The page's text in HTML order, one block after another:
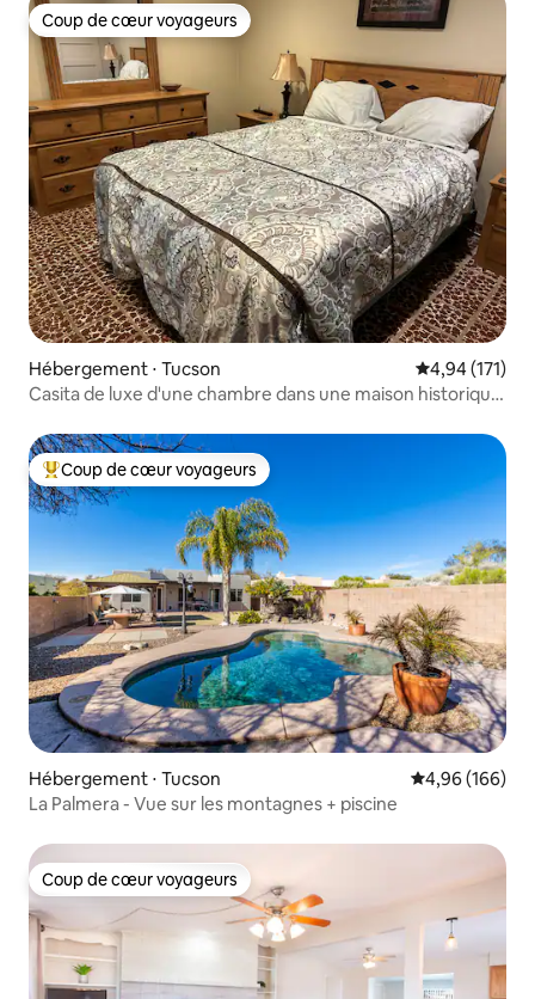
Coup de cœur voyageurs
Coup de cœur voyageurs
Hébergement ⋅ Tucson Évaluation
4,94 (171)
Casita de luxe d'une chambre dans une maison historique
Coups de cœur voyageurs les plus appréciés
Coup de cœur voyageurs
Hébergement ⋅ Tucson Évaluation
4,96 (166)
La Palmera - Vue sur les montagnes + piscine
Coup de cœur voyageurs
Coup de cœur voyageurs